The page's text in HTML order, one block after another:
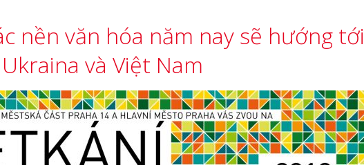
nền văn hóa năm nay sẽ hướng tới
và Việt Nam